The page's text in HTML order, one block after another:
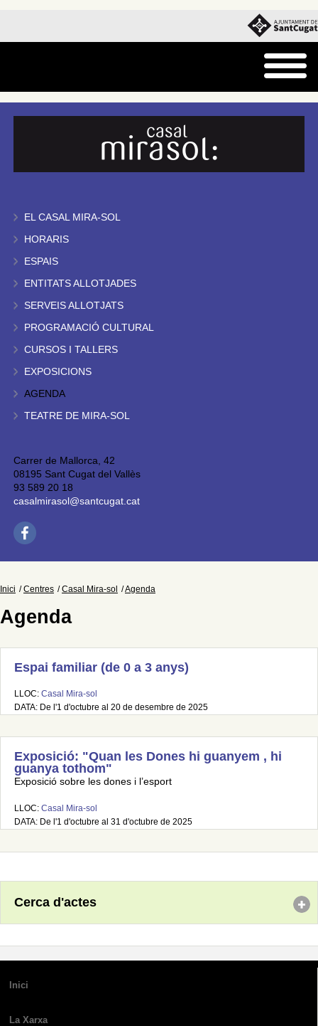
EL CASAL MIRA-SOL
HORARIS
ESPAIS
ENTITATS ALLOTJADES
SERVEIS ALLOTJATS
PROGRAMACIÓ CULTURAL
CURSOS I TALLERS
EXPOSICIONS
AGENDA
TEATRE DE MIRA-SOL
Carrer de Mallorca, 42
08195 Sant Cugat del Vallès
93 589 20 18
casalmirasol@santcugat.cat
Inici Centres Casal Mira-sol Agenda
Agenda
Espai familiar (de 0 a 3 anys)
LLOC: Casal Mira-sol
DATA: De l'1 d'octubre al 20 de desembre de 2025
Exposició: "Quan les Dones hi guanyem , hi
guanya tothom"
Exposició sobre les dones i l’esport
LLOC: Casal Mira-sol
DATA: De l'1 d'octubre al 31 d'octubre de 2025
Cerca d'actes
Inici
La Xarxa